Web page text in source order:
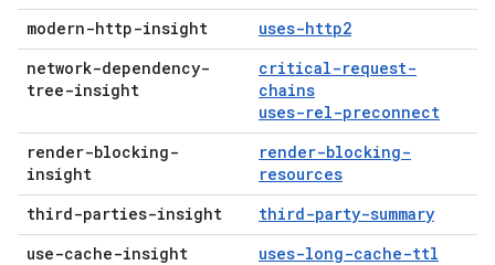
modern-http-insight
uses-http2
network-dependency-
tree-insight
critical-request-
chains
uses-rel-preconnect
render-blocking-
insight
render-blocking-
resources
third-parties-insight
third-party-summary
use-cache-insight
uses-long-cache-ttl